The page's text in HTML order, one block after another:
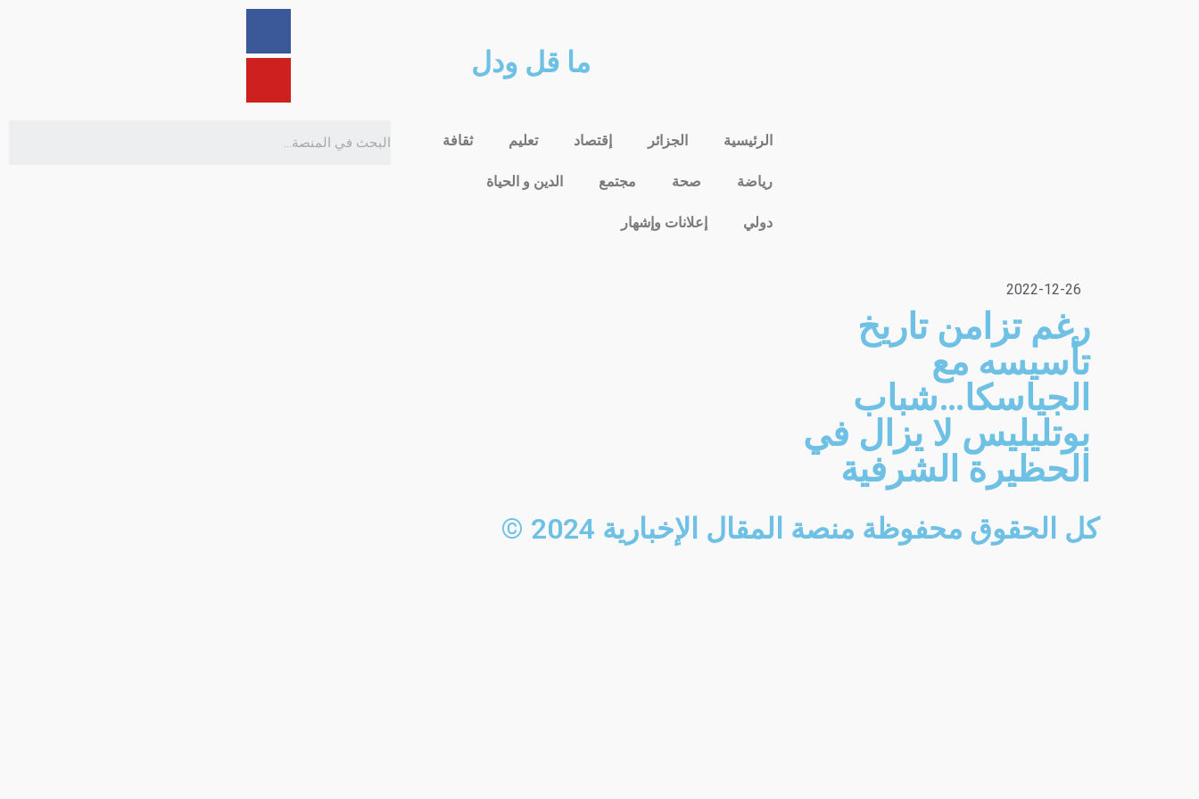
ما قل ودل
الرئيسية الجزائر إقتصاد تعليم ثقافة
رياضة صحة مجتمع الدين و الحياة
دولي إعلانات وإشهار
2022-12-26
رغم تزامن تاريخ
تأسيسه مع
الجياسكا…شباب
بوتليليس لا يزال في
الحظيرة الشرفية
كل الحقوق محفوظة منصة المقال الإخبارية 2024 ©